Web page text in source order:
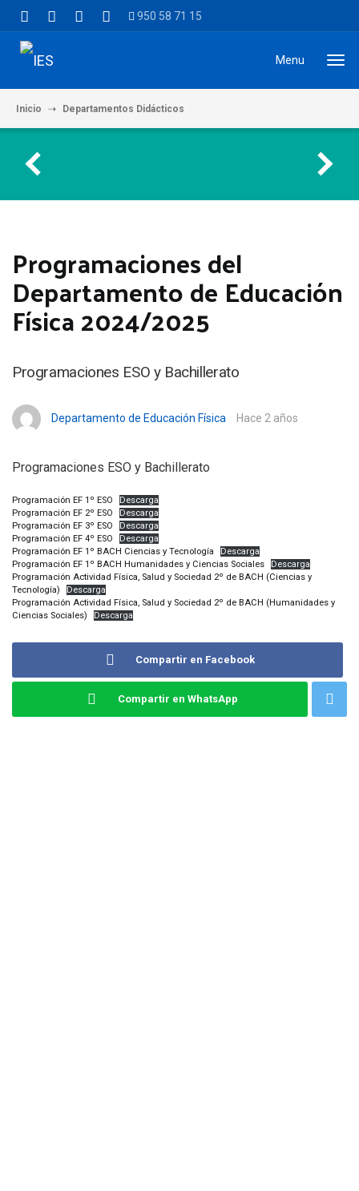
950 58 71 15
Menu
Inicio Departamentos Didácticos
Programaciones del
Departamento de Educación
Física 2024/2025
Programaciones ESO y Bachillerato
Departamento de Educación Física Hace 2 años
Programaciones ESO y Bachillerato
Programación EF 1º ESO
Descarga
Programación EF 2º ESO
Descarga
Programación EF 3º ESO
Descarga
Programación EF 4º ESO
Descarga
Programación EF 1º BACH Ciencias y Tecnología
Descarga
Programación EF 1º BACH Humanidades y Ciencias Sociales
Descarga
Programación Actividad Física, Salud y Sociedad 2º de BACH (Ciencias y
Tecnología)
Descarga
Programación Actividad Física, Salud y Sociedad 2º de BACH (Humanidades y
Ciencias Sociales)
Descarga
Compartir en Facebook
Compartir en WhatsApp